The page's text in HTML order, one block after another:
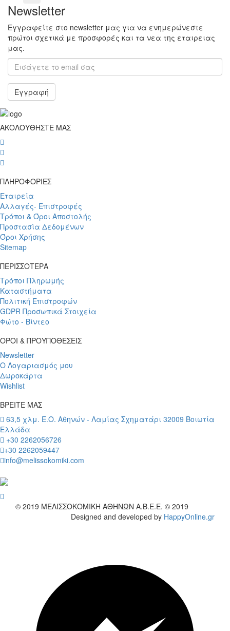
Newsletter
Εγγραφείτε στο newsletter μας για να ενημερώνεστε
πρώτοι σχετικά με προσφορές και τα νεα της εταιρειας
μας.
Εγγραφή
ΑΚΟΛΟΥΘΗΣΤΕ ΜΑΣ
wish
wish
wish
ΠΛΗΡΟΦΟΡΙΕΣ
Εταιρεία
Αλλαγές- Επιστροφές
Τρόποι & Όροι Αποστολής
Προστασία Δεδομένων
Όροι Χρήσης
Sitemap
ΠΕΡΙΣΣΟΤΕΡΑ
Τρόποι Πληρωμής
Καταστήματα
Πολιτική Επιστροφών
GDPR Προσωπικά Στοιχεία
Φώτο - Βίντεο
ΟΡΟΙ & ΠΡΟΥΠΟΘΕΣΕΙΣ
Newsletter
Ο Λογαριασμός μου
Δωροκάρτα
Wishlist
ΒΡΕΙΤΕ ΜΑΣ
63,5 χλμ. Ε.Ο. Αθηνών - Λαμίας Σχηματάρι 32009 Βοιωτία
Ελλάδα
+30 2262056726
+30 2262059447
info@melissokomiki.com
wish
© 2019 ΜΕΛΙΣΣΟΚΟΜΙΚΗ ΑΘΗΝΩΝ Α.Β.Ε.Ε. © 2019
Designed and developed by HappyOnline.gr